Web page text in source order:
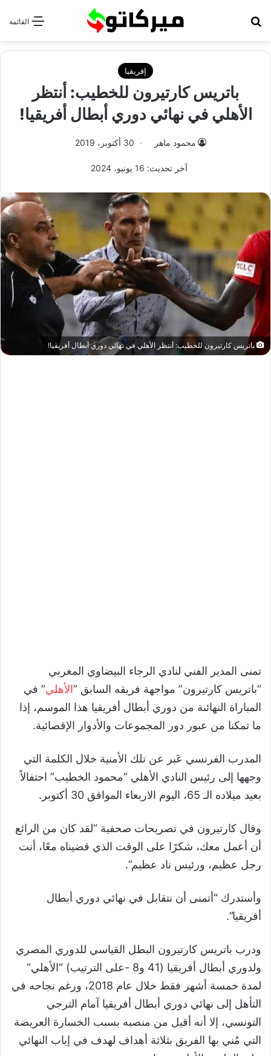
القائمة
إفريقيا
باتريس كارتيرون للخطيب: أنتظر
الأهلي في نهائي دوري أبطال أفريقيا!
محمود ماهر 30 أكتوبر، 2019
آخر تحديث: 16 يونيو، 2024
باتريس كارتيرون للخطيب: أنتظر الأهلي في نهائي دوري أبطال أفريقيا!
تمنى المدير الفني لنادي الرجاء البيضاوي المغربي
“باتريس كارتيرون” مواجهة فريقه السابق “الأهلي” في
المباراة النهائىة من دوري أبطال أفريقيا هذا الموسم، إذا
ما تمكنا من عبور دور المجموعات والأدوار الإقصائية.
المدرب الفرنسي عَبر عن تلك الأمنية خلال الكلمة التي
وجهها إلى رئيس النادي الأهلي “محمود الخطيب” احتفالاً
بعيد ميلاده الـ 65، اليوم الاربعاء الموافق 30 أكتوبر.
وقال كارتيرون في تصريحات صحفية “لقد كان من الرائع
أن أعمل معك، شكرًا على الوقت الذي قضيناه معًا، أنت
رجل عظيم، ورئيس ناد عظيم”
.
وأستدرك “أتمنى أن نتقابل في نهائي دوري أبطال
أفريقيا”
.
ودرب باتريس كارتيرون البطل القياسي للدوري المصري
ولدوري أبطال أفريقيا (41 و8 -على الترتيب)
“الأهلي”
لمدة خمسة أشهر فقط خلال عام 2018، ورغم نجاحه في
التأهل إلى نهائي دوري أبطال أفريقيا آمام الترجي
التونسي، إلا أنه أقيل من منصبه بسبب الخسارة العريضة
التي مُني بها الفريق بثلاثة أهداف لهدف في إياب النهائي